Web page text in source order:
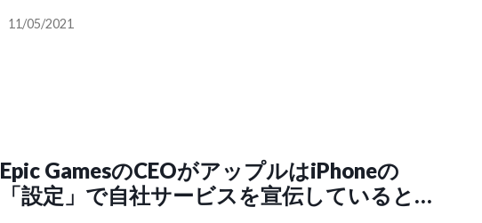
11/05/2021
Epic GamesのCEOがアップルはiPhoneの
「設定」で自社サービスを宣伝していると非